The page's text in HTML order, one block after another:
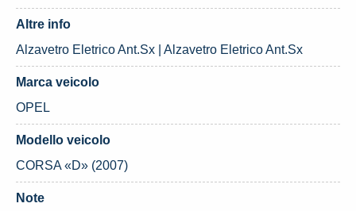
Altre info
Alzavetro Eletrico Ant.Sx | Alzavetro Eletrico Ant.Sx
Marca veicolo
OPEL
Modello veicolo
CORSA «D» (2007)
Note